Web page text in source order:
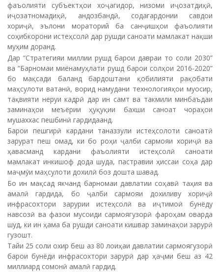
фаъолияти субъектҳои хоҷагидор, низоми иҷозатдиҳӣ,
иҷозатномадиҳӣ, андозбандӣ, содагардонии савдои
хориҷӣ, эълони мораторий ба санҷишҳои фаъолияти
соҳибкорони истеҳсолӣ дар рушди саноати мамлакат нақши
муҳим доранд.
Дар “Стратегияи миллии рушд барои давраи то соли 2030”
ва “Барномаи миёнамуҳлати рушд барои солҳои 2016-2020”
бо мақсади баланд бардоштани қобилияти рақобати
маҳсулоти ватанӣ, ворид намудани технологияҳои муосир,
тақвияти неруи кадрӣ дар ин самт ва такмили минбаъдаи
заминаҳои меъёрии ҳуқуқии бахши саноат чораҳои
мушаххас пешбинӣ гардидаанд.
Барои пешгирӣ кардани таназзули истеҳсолоти саноатӣ
зарурат пеш омад, ки бо роҳи ҷалби сармояи хориҷӣ ва
ҳавасманд кардани фаъолияти истеҳсолӣ саноати
мамлакат инкишоф дода шуда, пастравии ҳиссаи соҳа дар
маҷмӯи маҳсулоти дохилӣ боз дошта шавад.
Бо ин мақсад якчанд барномаи давлатии соҳавӣ таҳия ва
амалӣ гардида, бо ҷалби сармояи дохиливу хориҷӣ
инфрасохтори зарурии истеҳсолӣ ва иҷтимоӣ бунёду
навсозӣ ва фазои мусоиди сармоягузорӣ фароҳам оварда
шуд, ки ин ҳама ба рушди саноати кишвар заминаҳои зарурӣ
гузошт.
Тайи 25 соли охир беш аз 80 лоиҳаи давлатии сармоягузорӣ
барои бунёди инфрасохтори зарурӣ дар ҳаҷми беш аз 42
миллиард сомонӣ амалӣ гардид.